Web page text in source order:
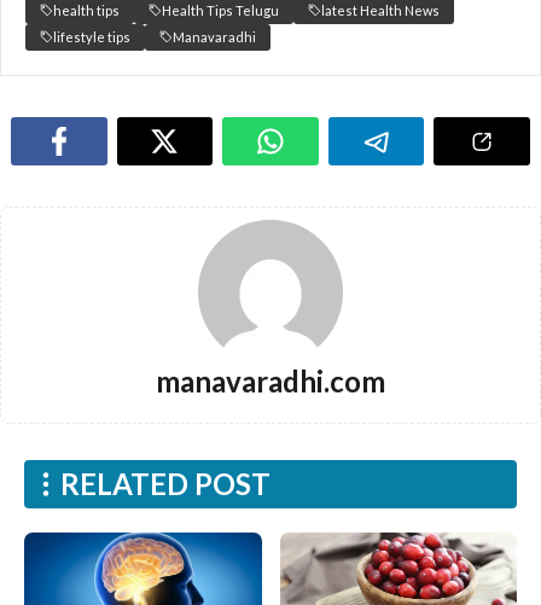
health tips
Health Tips Telugu
latest Health News
lifestyle tips
Manavaradhi
manavaradhi.com
RELATED POST